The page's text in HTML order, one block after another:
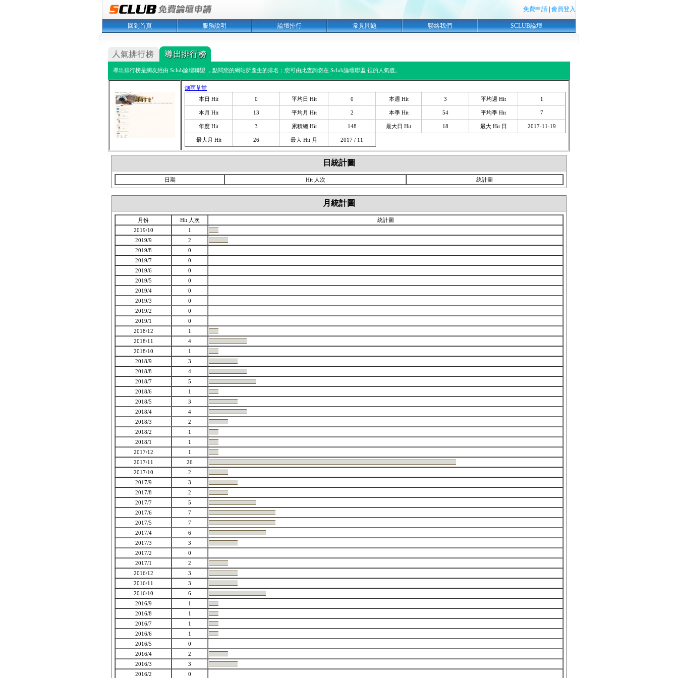
免費申請 會員登入
回到首頁 服務說明 論壇排行 常見問題 聯絡我們 SCLUB論壇
導出排行榜是網友經由 Sclub論壇聯盟 ，點閱您的網站所產生的排名；您可由此查詢您在 Sclub論壇聯盟 裡的人氣值。
烟雨草堂
本日 Hit
0 平均日 Hit 0 本週 Hit 3 平均週 Hit 1
本月 Hit 13 平均月 Hit 2 本季 Hit 54 平均季 Hit 7
年度 Hit 3 累積總 Hit 148 最大日 Hit 18 最大 Hit 日 2017-11-19
最大月 Hit 26 最大 Hit 月 2017 / 11
日統計圖
日期 Hit 人次 統計圖
月統計圖
月份 Hit 人次
統計圖
2019/10
1
2019/9
2
2019/8
0
2019/7
0
2019/6
0
2019/5
0
2019/4
0
2019/3
0
2019/2
0
2019/1
0
2018/12
1
2018/11
4
2018/10
1
2018/9
3
2018/8
4
2018/7
5
2018/6
1
2018/5
3
2018/4
4
2018/3
2
2018/2
1
2018/1
1
2017/12
1
2017/11
26
2017/10
2
2017/9
3
2017/8
2
2017/7
5
2017/6
7
2017/5
7
2017/4
6
2017/3
3
2017/2
0
2017/1
2
2016/12
3
2016/11
3
2016/10
6
2016/9
1
2016/8
1
2016/7
1
2016/6
1
2016/5
0
2016/4
2
2016/3
3
2016/2
0